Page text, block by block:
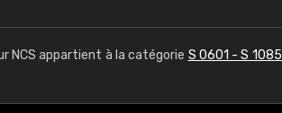
NCS appartient à la catégorie S 0601 - S 1085